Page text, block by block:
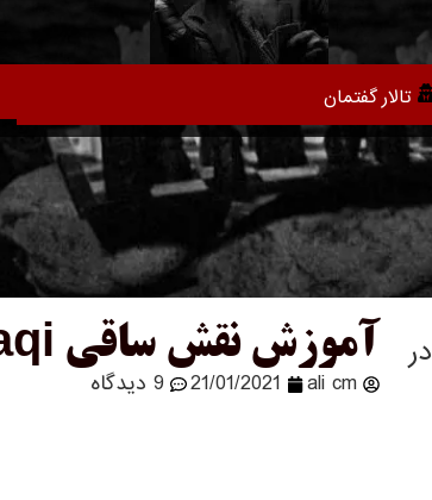
تالار گفتمان
آموزش نقش ساقی Saqi در
آموزش نقش ساقی Saqi در بازی مافیا
ali cm
21/01/2021 9 دیدگاه